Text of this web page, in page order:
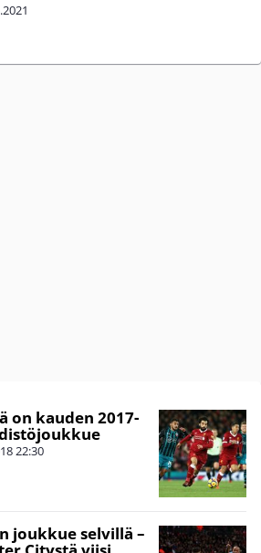
on kauden 2017-
22:30
joukkue selvillä –